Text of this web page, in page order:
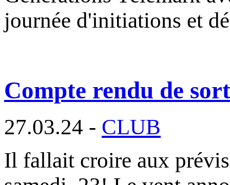
journée d'initiations et
Compte rendu de
27.03.24 - CLUB
Il fallait croire aux